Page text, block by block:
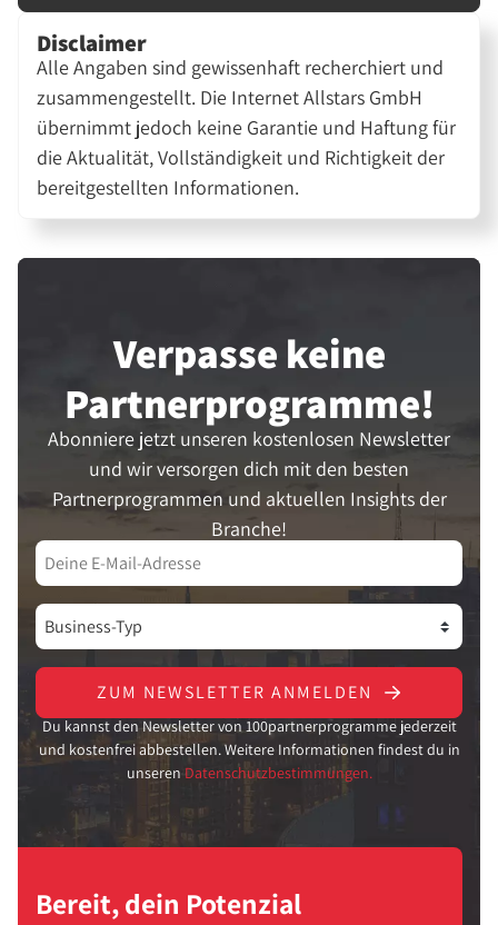
Disclaimer
Alle Angaben sind gewissenhaft recherchiert und
zusammengestellt. Die Internet Allstars GmbH
übernimmt jedoch keine Garantie und Haftung für
die Aktualität, Vollständigkeit und Richtigkeit der
bereitgestellten Informationen.
Verpasse keine
Partner­programme!
Abonniere jetzt unseren kostenlosen Newsletter
und wir versorgen dich mit den besten
Partnerprogrammen und aktuellen Insights der
Branche!
ZUM NEWSLETTER ANMELDEN
Du kannst den Newsletter von 100partnerprogramme jederzeit
und kostenfrei abbestellen. Weitere Informationen findest du in
unseren Datenschutzbestimmungen.
Bereit, dein Potenzial